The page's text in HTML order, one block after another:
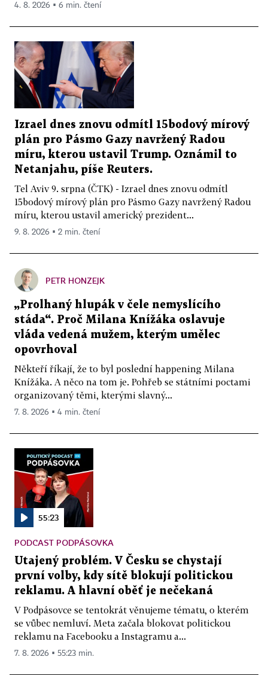
4. 8. 2026 ▪ 6 min. čtení
Izrael dnes znovu odmítl 15bodový mírový
plán pro Pásmo Gazy navržený Radou
míru, kterou ustavil Trump. Oznámil to
Netanjahu, píše Reuters.
Tel Aviv 9. srpna (ČTK) - Izrael dnes znovu odmítl
15bodový mírový plán pro Pásmo Gazy navržený Radou
míru, kterou ustavil americký prezident...
9. 8. 2026 ▪ 2 min. čtení
PETR HONZEJK
„Prolhaný hlupák v čele nemyslícího
stáda“. Proč Milana Knížáka oslavuje
vláda vedená mužem, kterým umělec
opovrhoval
Někteří říkají, že to byl poslední happening Milana
Knížáka. A něco na tom je. Pohřeb se státními poctami
organizovaný těmi, kterými slavný...
7. 8. 2026 ▪ 4 min. čtení
55:23
PODCAST PODPÁSOVKA
Utajený problém. V Česku se chystají
první volby, kdy sítě blokují politickou
reklamu. A hlavní oběť je nečekaná
V Podpásovce se tentokrát věnujeme tématu, o kterém
se vůbec nemluví. Meta začala blokovat politickou
reklamu na Facebooku a Instagramu a...
7. 8. 2026 ▪ 55:23 min.